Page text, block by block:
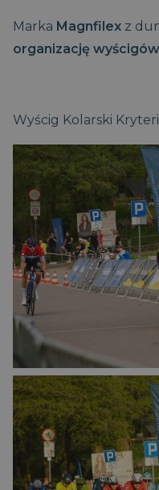
Marka Magnfilex z
organizację
Wyścig Kolarski